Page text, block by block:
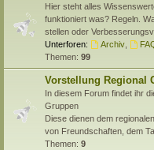
Hier steht alles
funktioniert was? Regeln.
stellen oder
Unterforen:
Archiv,
Themen: 99
Vorstellung Regional
In diesem Forum findet ihr
Gruppen
Diese dienen dem
von Freundschaften, dem
Themen: 9